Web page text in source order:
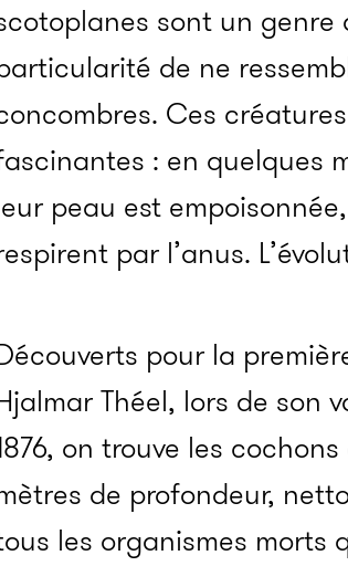
sont un
de ne
Ces
: en quelques
peau est
par l’anus.
pour la
Théel, lors de son
on trouve les
de profondeur,
les organismes morts